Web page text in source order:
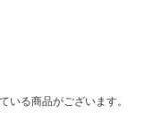
いる商品がございます。